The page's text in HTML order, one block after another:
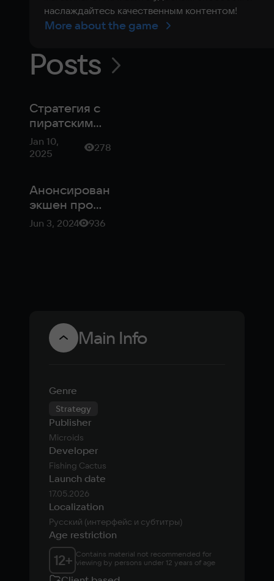
наслаждайтесь качественным контентом!
More about the game
Posts
Стратегия с
пиратским
духом:
фишки
Caribbean
Jan 10,
2025
278
Анонсирован
экшен про
пиратов
Jun 3, 2024 936
Main Info
Genre
Strategy
Publisher
Microids
Developer
Fishing Cactus
Launch date
17.05.2026
Localization
Русский (интерфейс и субтитры)
Age restriction
12+ Contains material not recommended for
viewing by persons under 12 years of age